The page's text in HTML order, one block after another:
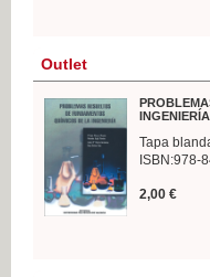
Outlet
INGENIERÍA
Tapa
ISBN:978-
2,00 €